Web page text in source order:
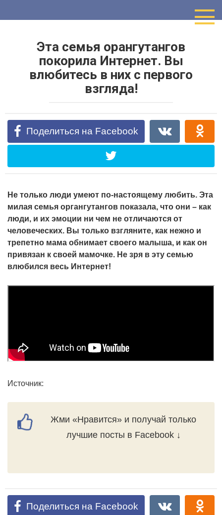
Эта семья орангутангов
покорила Интернет. Вы
влюбитесь в них с первого
взгляда!
Поделиться на Facebook
Не только люди умеют по-настоящему любить. Эта
милая семья органгутангов показала, что они – как
люди, и их эмоции ни чем не отличаются от
человеческих. Вы только взгляните, как нежно и
трепетно мама обнимает своего малыша, и как он
привязан к своей мамочке. Не зря в эту семью
влюбился весь Интернет!
Источник:
Жми «Нравится» и получай только
лучшие посты в Facebook ↓
Поделиться на Facebook